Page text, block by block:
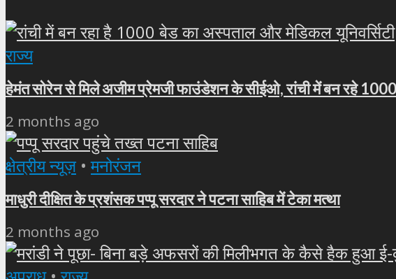
राज्य
हेमंत सोरेन से मिले अजीम प्रेमजी फाउंडेशन के सीईओ, रांची में बन रहे
2 months ago
क्षेत्रीय न्यूज़ • मनोरंजन
माधुरी दीक्षित के प्रशंसक पप्पू सरदार ने पटना साहिब में टेका मत्था
2 months ago